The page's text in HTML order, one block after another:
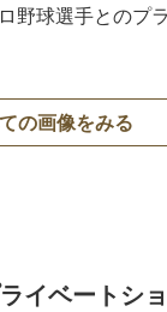
野球選手とのプ
の画像をみる
イベートシ